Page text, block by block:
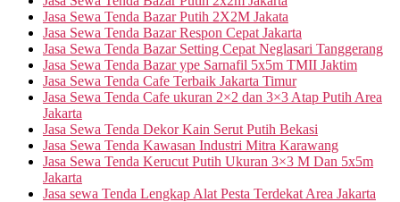
Jasa Sewa Tenda Bazar Putih 2X2M Jakata
Jasa Sewa Tenda Bazar Respon Cepat Jakarta
Jasa Sewa Tenda Bazar Setting Cepat Neglasari Tanggerang
Jasa Sewa Tenda Bazar ype Sarnafil 5x5m TMII Jaktim
Jasa Sewa Tenda Cafe Terbaik Jakarta Timur
Jasa Sewa Tenda Cafe ukuran 2×2 dan 3×3 Atap Putih Area
Jakarta
Jasa Sewa Tenda Dekor Kain Serut Putih Bekasi
Jasa Sewa Tenda Kawasan Industri Mitra Karawang
Jasa Sewa Tenda Kerucut Putih Ukuran 3×3 M Dan 5x5m
Jakarta
Jasa sewa Tenda Lengkap Alat Pesta Terdekat Area Jakarta